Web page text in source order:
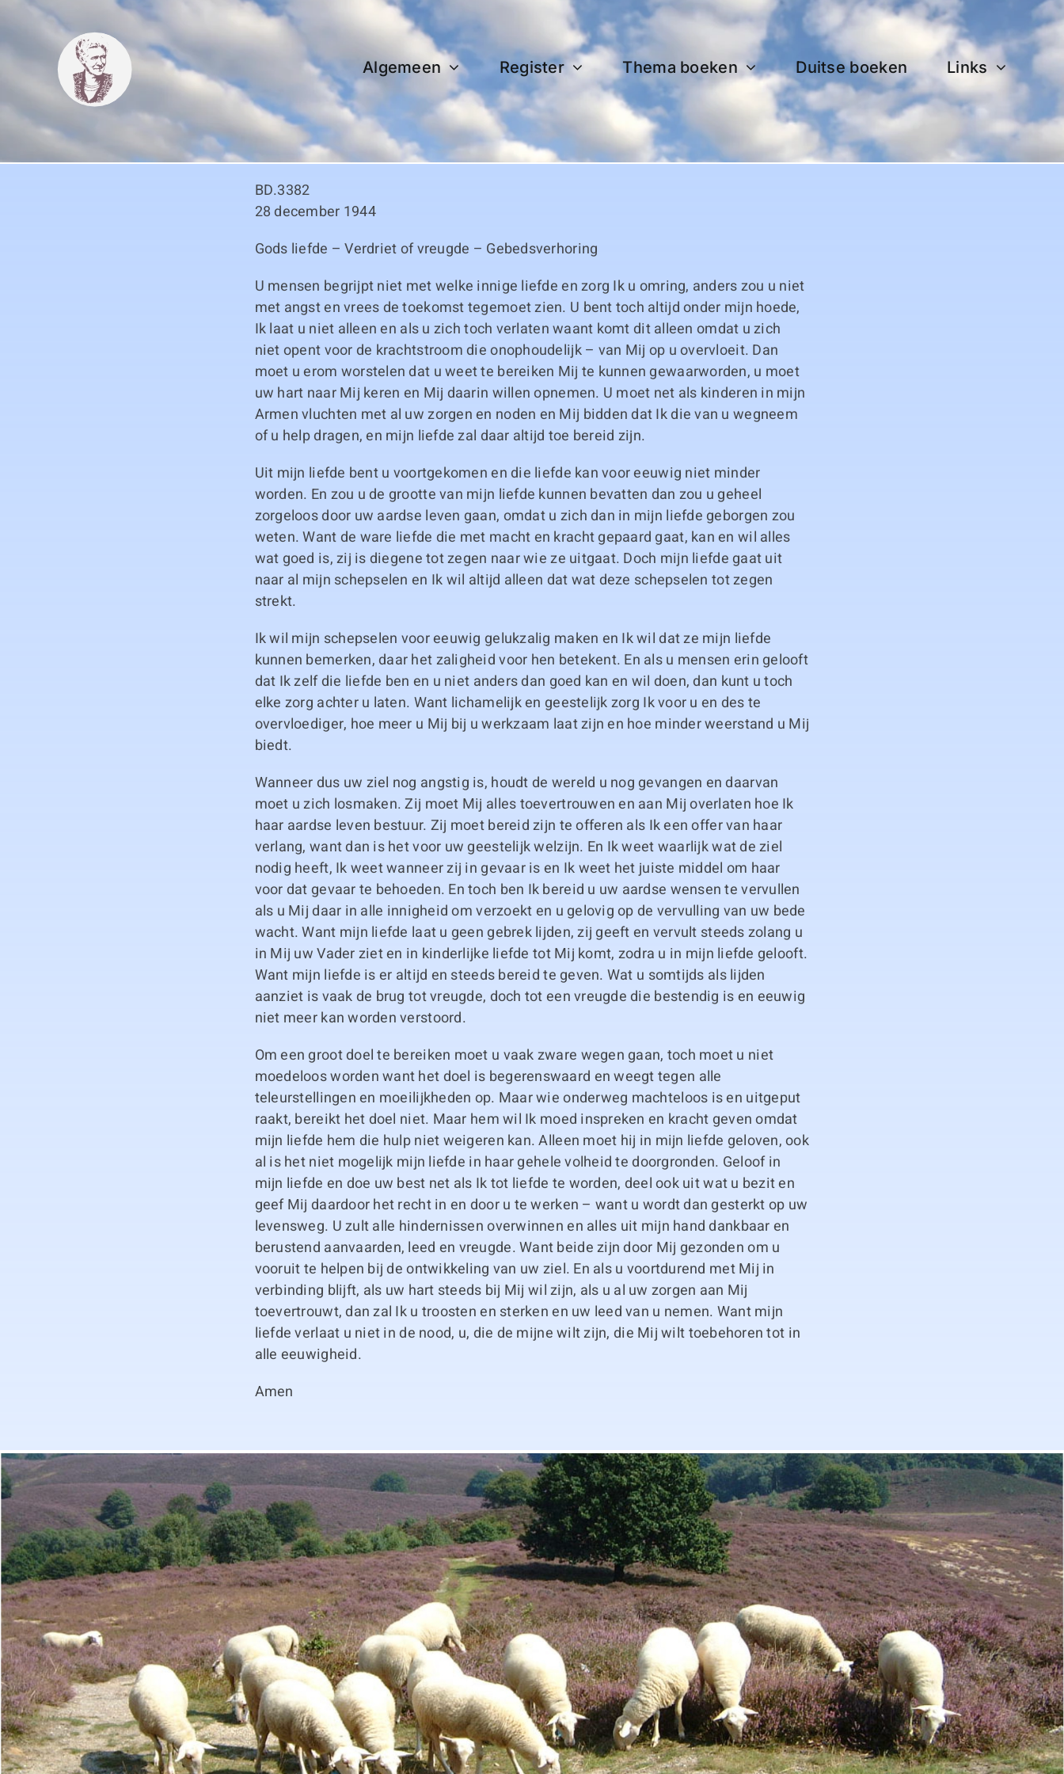
content
Algemeen Register Thema boeken Duitse boeken Links
BD.3382
28 december 1944
Gods liefde – Verdriet of vreugde – Gebedsverhoring
U mensen begrijpt niet met welke innige liefde en zorg Ik u omring, anders zou u niet
met angst en vrees de toekomst tegemoet zien. U bent toch altijd onder mijn hoede,
Ik laat u niet alleen en als u zich toch verlaten waant komt dit alleen omdat u zich
niet opent voor de krachtstroom die onophoudelijk – van Mij op u overvloeit. Dan
moet u erom worstelen dat u weet te bereiken Mij te kunnen gewaarworden, u moet
uw hart naar Mij keren en Mij daarin willen opnemen. U moet net als kinderen in mijn
Armen vluchten met al uw zorgen en noden en Mij bidden dat Ik die van u wegneem
of u help dragen, en mijn liefde zal daar altijd toe bereid zijn.
Uit mijn liefde bent u voortgekomen en die liefde kan voor eeuwig niet minder
worden. En zou u de grootte van mijn liefde kunnen bevatten dan zou u geheel
zorgeloos door uw aardse leven gaan, omdat u zich dan in mijn liefde geborgen zou
weten. Want de ware liefde die met macht en kracht gepaard gaat, kan en wil alles
wat goed is, zij is diegene tot zegen naar wie ze uitgaat. Doch mijn liefde gaat uit
naar al mijn schepselen en Ik wil altijd alleen dat wat deze schepselen tot zegen
strekt.
Ik wil mijn schepselen voor eeuwig gelukzalig maken en Ik wil dat ze mijn liefde
kunnen bemerken, daar het zaligheid voor hen betekent. En als u mensen erin gelooft
dat Ik zelf die liefde ben en u niet anders dan goed kan en wil doen, dan kunt u toch
elke zorg achter u laten. Want lichamelijk en geestelijk zorg Ik voor u en des te
overvloediger, hoe meer u Mij bij u werkzaam laat zijn en hoe minder weerstand u Mij
biedt.
Wanneer dus uw ziel nog angstig is, houdt de wereld u nog gevangen en daarvan
moet u zich losmaken. Zij moet Mij alles toevertrouwen en aan Mij overlaten hoe Ik
haar aardse leven bestuur. Zij moet bereid zijn te offeren als Ik een offer van haar
verlang, want dan is het voor uw geestelijk welzijn. En Ik weet waarlijk wat de ziel
nodig heeft, Ik weet wanneer zij in gevaar is en Ik weet het juiste middel om haar
voor dat gevaar te behoeden. En toch ben Ik bereid u uw aardse wensen te vervullen
als u Mij daar in alle innigheid om verzoekt en u gelovig op de vervulling van uw bede
wacht. Want mijn liefde laat u geen gebrek lijden, zij geeft en vervult steeds zolang u
in Mij uw Vader ziet en in kinderlijke liefde tot Mij komt, zodra u in mijn liefde gelooft.
Want mijn liefde is er altijd en steeds bereid te geven. Wat u somtijds als lijden
aanziet is vaak de brug tot vreugde, doch tot een vreugde die bestendig is en eeuwig
niet meer kan worden verstoord.
Om een groot doel te bereiken moet u vaak zware wegen gaan, toch moet u niet
moedeloos worden want het doel is begerenswaard en weegt tegen alle
teleurstellingen en moeilijkheden op. Maar wie onderweg machteloos is en uitgeput
raakt, bereikt het doel niet. Maar hem wil Ik moed inspreken en kracht geven omdat
mijn liefde hem die hulp niet weigeren kan. Alleen moet hij in mijn liefde geloven, ook
al is het niet mogelijk mijn liefde in haar gehele volheid te doorgronden. Geloof in
mijn liefde en doe uw best net als Ik tot liefde te worden, deel ook uit wat u bezit en
geef Mij daardoor het recht in en door u te werken – want u wordt dan gesterkt op uw
levensweg. U zult alle hindernissen overwinnen en alles uit mijn hand dankbaar en
berustend aanvaarden, leed en vreugde. Want beide zijn door Mij gezonden om u
vooruit te helpen bij de ontwikkeling van uw ziel. En als u voortdurend met Mij in
verbinding blijft, als uw hart steeds bij Mij wil zijn, als u al uw zorgen aan Mij
toevertrouwt, dan zal Ik u troosten en sterken en uw leed van u nemen. Want mijn
liefde verlaat u niet in de nood, u, die de mijne wilt zijn, die Mij wilt toebehoren tot in
alle eeuwigheid.
Amen